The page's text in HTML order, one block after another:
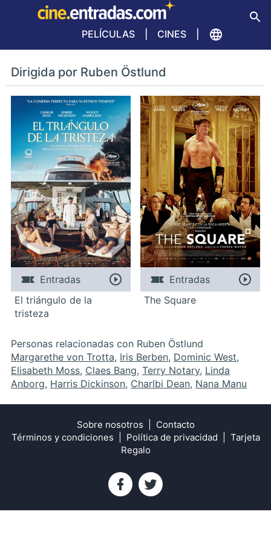
PELÍCULAS CINES
Dirigida por Ruben Östlund
Entradas
El triángulo de la
tristeza
Entradas
The Square
Personas relacionadas con Ruben Östlund
Margarethe von Trotta, Iris Berben, Dominic West,
Elisabeth Moss, Claes Bang, Terry Notary, Linda
Anborg, Harris Dickinson, Charlbi Dean, Nana Manu
Sobre nosotros
Contacto
Términos y condiciones
Política de privacidad
Tarjeta
Regalo